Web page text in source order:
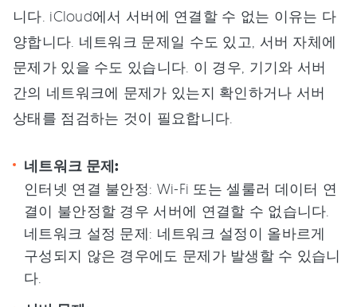
니다. iCloud에서 서버에 연결할 수 없는 이유는 다
양합니다. 네트워크 문제일 수도 있고, 서버 자체에
문제가 있을 수도 있습니다. 이 경우, 기기와 서버
간의 네트워크에 문제가 있는지 확인하거나 서버
상태를 점검하는 것이 필요합니다.
네트워크 문제:
인터넷 연결 불안정: Wi-Fi 또는 셀룰러 데이터 연
결이 불안정할 경우 서버에 연결할 수 없습니다.
네트워크 설정 문제: 네트워크 설정이 올바르게
구성되지 않은 경우에도 문제가 발생할 수 있습니
다.